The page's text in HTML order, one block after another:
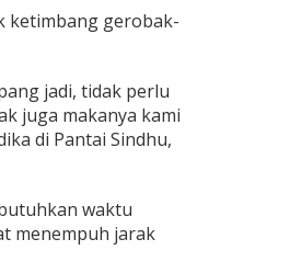
ketimbang gerobak-
jadi, tidak perlu
juga makanya kami
di Pantai Sindhu,
waktu
menempuh jarak